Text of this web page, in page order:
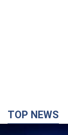
TOP NEWS